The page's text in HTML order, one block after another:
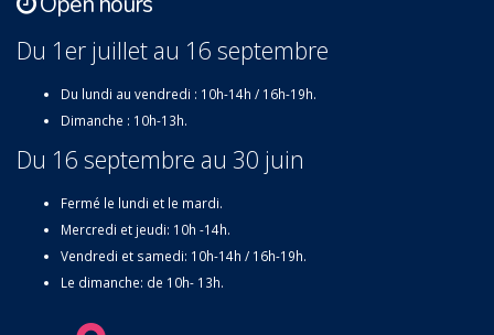
Du 1er juillet au 16 septembre
Du lundi au vendredi : 10h-14h / 16h-19h.
Dimanche : 10h-13h.
Du 16 septembre au 30 juin
Fermé le lundi et le mardi.
Mercredi et jeudi: 10h -14h.
Vendredi et samedi: 10h-14h / 16h-19h.
Le dimanche: de 10h- 13h.